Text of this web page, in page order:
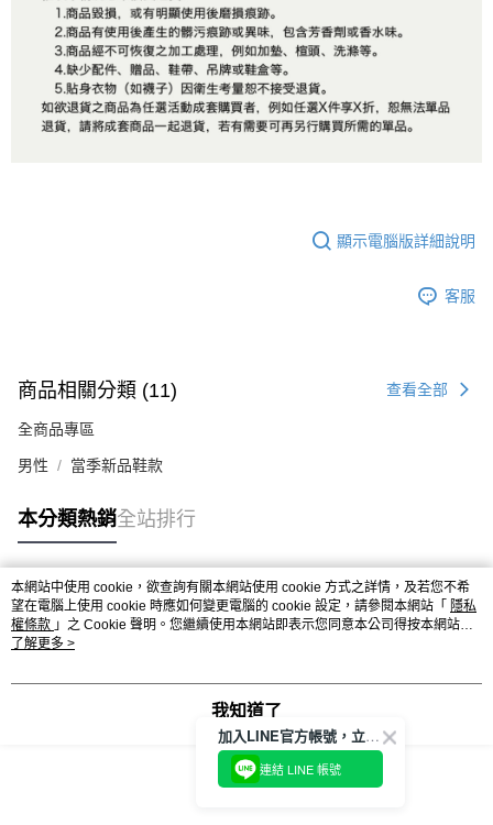
顯示電腦版詳細說明
客服
商品相關分類 (11) 查看全部
全商品專區
男性 當季新品鞋款
本分類熱銷全站排行
熱門標籤
本網站中使用 cookie，欲查詢有關本網站使用 cookie 方式之詳情，及若您不希
望在電腦上使用 cookie 時應如何變更電腦的 cookie 設定，請參閱本網站「 隱私
權條款 」之 Cookie 聲明。您繼續使用本網站即表示您同意本公司得按本網站使
用條款之 Cookie 聲明使用 cookie。
了解更多 >
我知道了
加入LINE官方帳號，立即獲得$100購物金!
連結 LINE 帳號